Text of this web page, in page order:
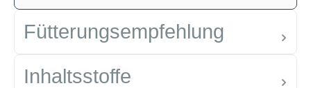
Fütterungsempfehlung
Inhaltsstoffe